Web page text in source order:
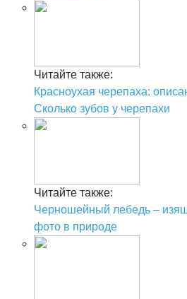
Читайте также:
Красноухая черепаха:
Сколько зубов у черепахи
Читайте также:
Черношейный лебедь –
фото в природе